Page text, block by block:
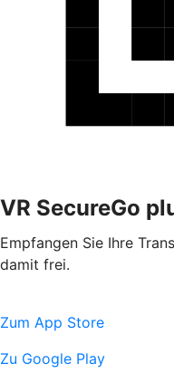
VR SecureGo
Empfangen Sie Ihre
damit frei.
Zum App Store
Zu Google Play